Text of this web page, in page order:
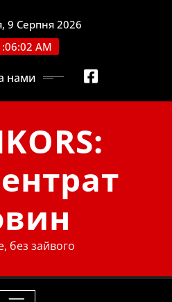
9 Серпня 2026
AM
нами
без зайвого